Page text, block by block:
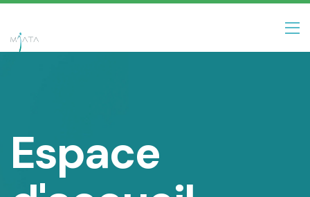
Espace